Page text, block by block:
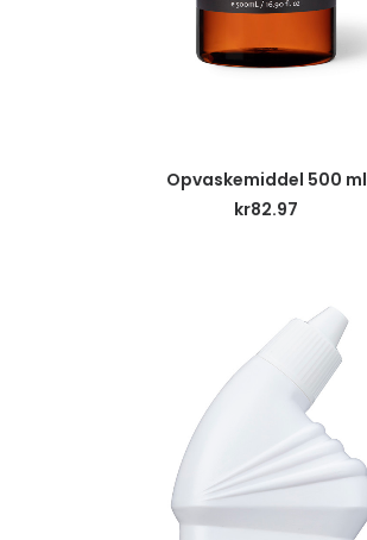
LÄGG TILL I VARUKORG
Opvaskemiddel 500 ml
kr82.97